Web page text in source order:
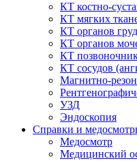
КТ костно-
КТ мягких
КТ органов
КТ органов
КТ
КТ сосудов
Магнитно-
УЗД
Эндоскопия
Справки и
Медосмотр
Медицинский